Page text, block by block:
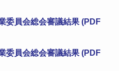
員会総会審議結果 (PDF
員会総会審議結果 (PDF